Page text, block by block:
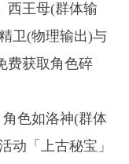
西王母(群体输
卫(物理输出)与
费获取角色碎
色如洛神(群体
动「上古秘宝」